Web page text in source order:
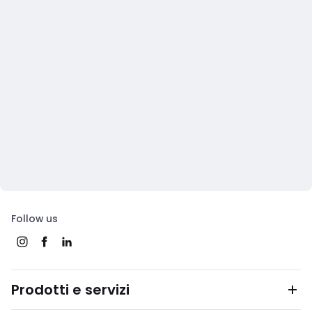
Follow us
Prodotti e servizi